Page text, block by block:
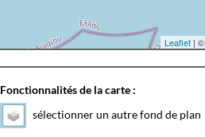
Leaflet| ©
Fonctionnalités de la carte :
sélectionner un autre fond de plan